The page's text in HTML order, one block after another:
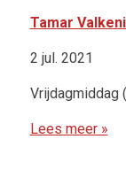
Tamar
2 jul. 2021
Vrijdagmiddag
Lees meer »